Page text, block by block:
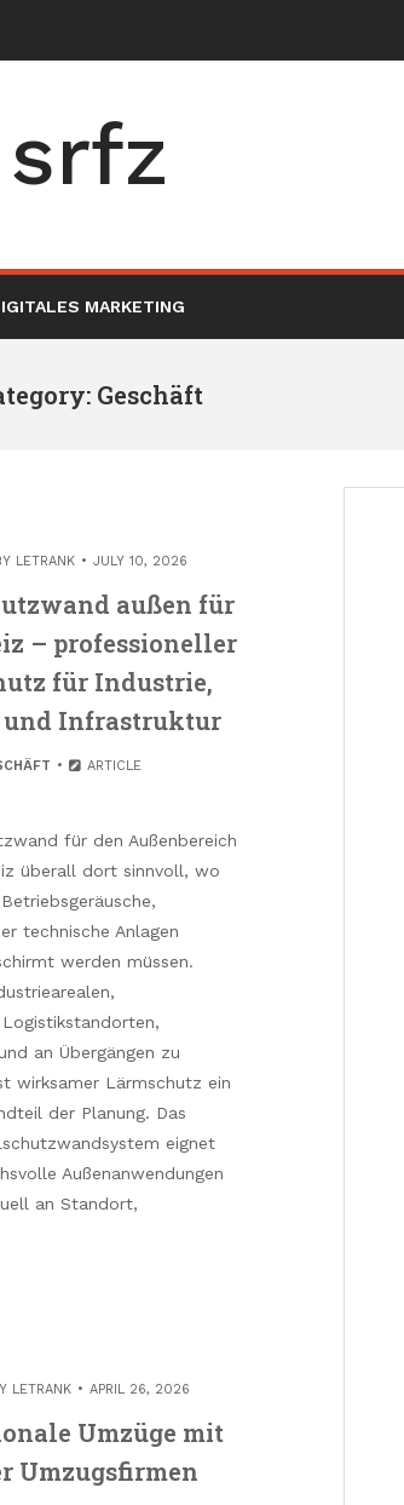
srfz
MARKETING
Geschäft
LETRANK JULY 10, 2026
außen für
– professioneller
für Industrie,
und Infrastruktur
ARTICLE
für den Außenbereich
überall dort sinnvoll, wo
technische Anlagen
werden müssen.
an Übergängen zu
wirksamer Lärmschutz ein
der Planung. Das
eignet
Außenanwendungen
an Standort,
LETRANK APRIL 26, 2026
Umzüge mit
Umzugsfirmen